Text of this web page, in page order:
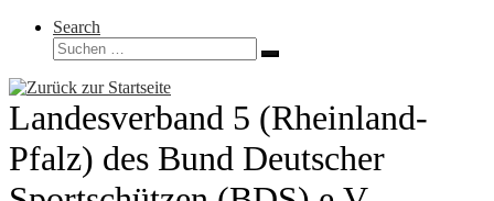
Search
Suche
Suchen …
Landesverband 5 (Rheinland-
Pfalz) des Bund Deutscher